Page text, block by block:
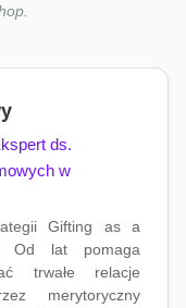
ds.
w
Gifting as a
Od lat pomaga
trwałe relacje
merytoryczny